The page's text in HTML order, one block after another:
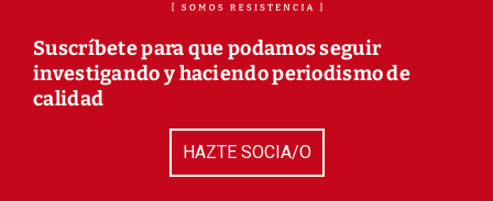
Suscríbete para que podamos seguir
investigando y haciendo periodismo de
calidad
HAZTE SOCIA/O